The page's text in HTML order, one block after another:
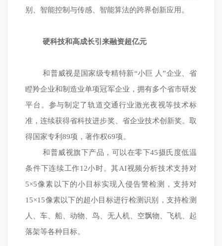
别、智能控制与传感、智能算法的跨界创新应用。
硬科技和高成长引来融资超亿元
和普威视是国家级专精特新“小巨 人”企业、省
瞪羚企业和制造业单项冠军企业，拥有多个省市研发
平台。参与制定了轨道交通行业激光夜视等技术标
准，连续获得省科技进步奖、省企业技术创新奖。取
得国家专利89项，著作权69项。
和普威视旗下产品，可以在零下45摄氏度低温
条件下连续工作12小时。其AI视频分析技术支持对
5×5像素以下的小目标实现入侵告警检测，支持对
15×15像素以下的超小目标进行检测识别，支持检测
人、车、船、动物、鸟、无人机、空飘物、飞机、起
落架等各种目标。